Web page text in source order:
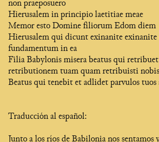
non praeposuero
Hierusalem in principio laetitiae meae
Memor esto Domine filiorum Edom diem
Hierusalem qui dicunt exinanite exinanite
fundamentum in ea
Filia Babylonis misera beatus qui
retributionem tuam quam retribuisti nobis
Beatus qui tenebit et adlidet parvulos tuos
Traducción al español:
Junto a los ríos de Babilonia nos sentamos